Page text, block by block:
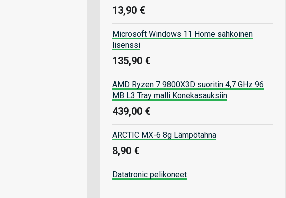
13,90 €
Microsoft Windows 11 Home sähköinen
lisenssi
135,90 €
AMD Ryzen 7 9800X3D suoritin 4,7 GHz 96
MB L3 Tray malli Konekasauksiin
439,00 €
ARCTIC MX-6 8g Lämpötahna
8,90 €
Datatronic pelikoneet